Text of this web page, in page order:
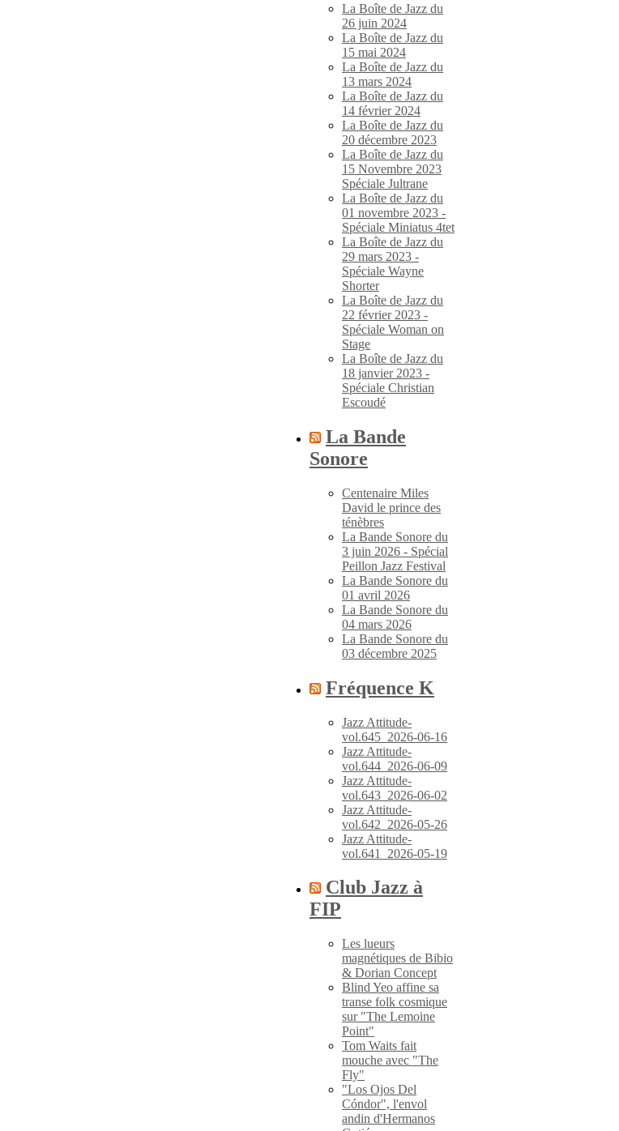
La Boîte de Jazz du
26 juin 2024
La Boîte de Jazz du
15 mai 2024
La Boîte de Jazz du
13 mars 2024
La Boîte de Jazz du
14 février 2024
La Boîte de Jazz du
20 décembre 2023
La Boîte de Jazz du
15 Novembre 2023
Spéciale Jultrane
La Boîte de Jazz du
01 novembre 2023 -
Spéciale Miniatus 4tet
La Boîte de Jazz du
29 mars 2023 -
Spéciale Wayne
Shorter
La Boîte de Jazz du
22 février 2023 -
Spéciale Woman on
Stage
La Boîte de Jazz du
18 janvier 2023 -
Spéciale Christian
Escoudé
La Bande
Sonore
Centenaire Miles
David le prince des
ténèbres
La Bande Sonore du
3 juin 2026 - Spécial
Peillon Jazz Festival
La Bande Sonore du
01 avril 2026
La Bande Sonore du
04 mars 2026
La Bande Sonore du
03 décembre 2025
Fréquence K
Jazz Attitude-
vol.645_2026-06-16
Jazz Attitude-
vol.644_2026-06-09
Jazz Attitude-
vol.643_2026-06-02
Jazz Attitude-
vol.642_2026-05-26
Jazz Attitude-
vol.641_2026-05-19
Club Jazz à
FIP
Les lueurs
magnétiques de Bibio
& Dorian Concept
Blind Yeo affine sa
transe folk cosmique
sur "The Lemoine
Point"
Tom Waits fait
mouche avec "The
Fly"
"Los Ojos Del
Cóndor", l'envol
andin d'Hermanos